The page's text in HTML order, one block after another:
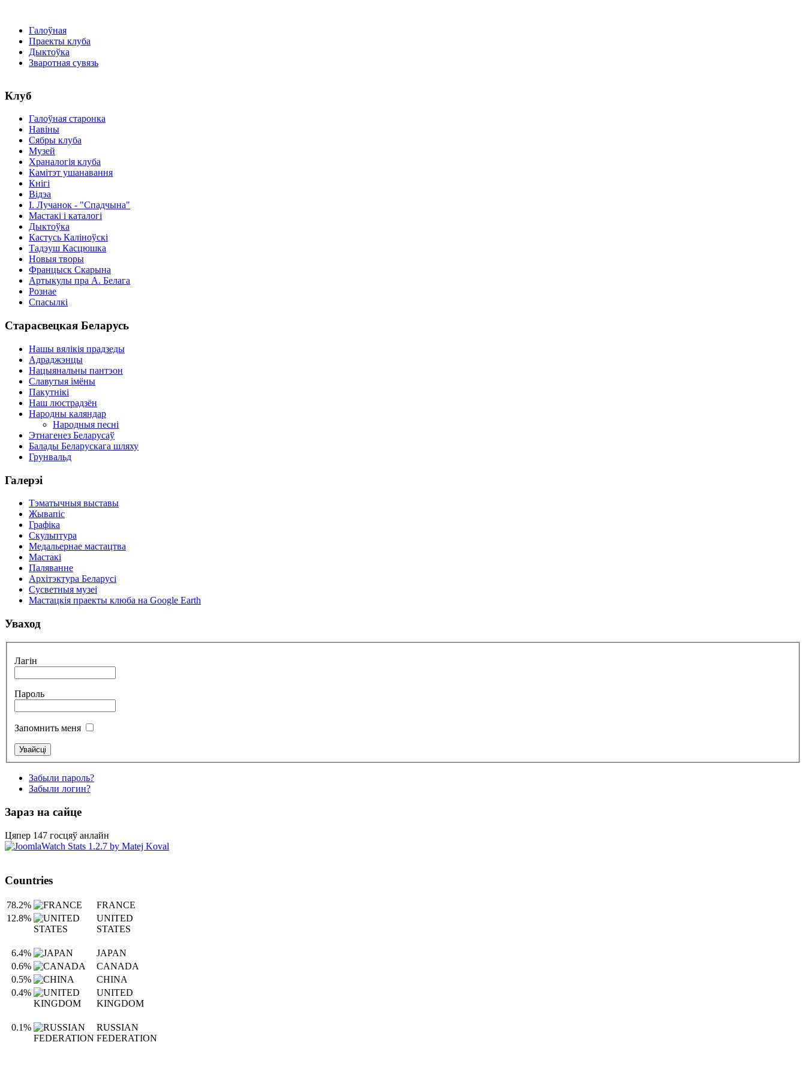
Галоўная
Праекты клуба
Дыктоўка
Зваротная сувязь
Клуб
Галоўная старонка
Навіны
Сябры клуба
Музей
Храналогія клуба
Камітэт ушанавання
Кнігі
Відэа
І. Лучанок - "Спадчына"
Мастакі i каталогi
Дыктоўка
Кастусь Каліноўскі
Тадэуш Касцюшка
Новыя творы
Францыск Скарына
Артыкулы пра А. Белага
Рознае
Спасылкі
Старасвецкая Беларусь
Нашы вялікія прадзеды
Адраджэнцы
Нацыянальны пантэон
Славутыя імёны
Пакутнікі
Наш люстрадзён
Народны каляндар
Народныя песні
Этнагенез Беларусаў
Балады Беларускага шляху
Грунвальд
Галерэі
Тэматычныя выставы
Жывапіс
Графіка
Скульптура
Медальернае мастацтва
Мастакі
Паляванне
Архітэктура Беларусі
Сусветныя музеі
Мастацкія праекты клюба на Google Earth
Уваход
Лагін
Пароль
Запомнить меня
Забыли пароль?
Забыли логин?
Зараз на сайце
Цяпер 147 госцяў анлайн
Countries
78.2%
FRANCE
12.8%
UNITED
STATES
6.4%
JAPAN
0.6%
CANADA
0.5%
CHINA
0.4%
UNITED
KINGDOM
0.1%
RUSSIAN
FEDERATION